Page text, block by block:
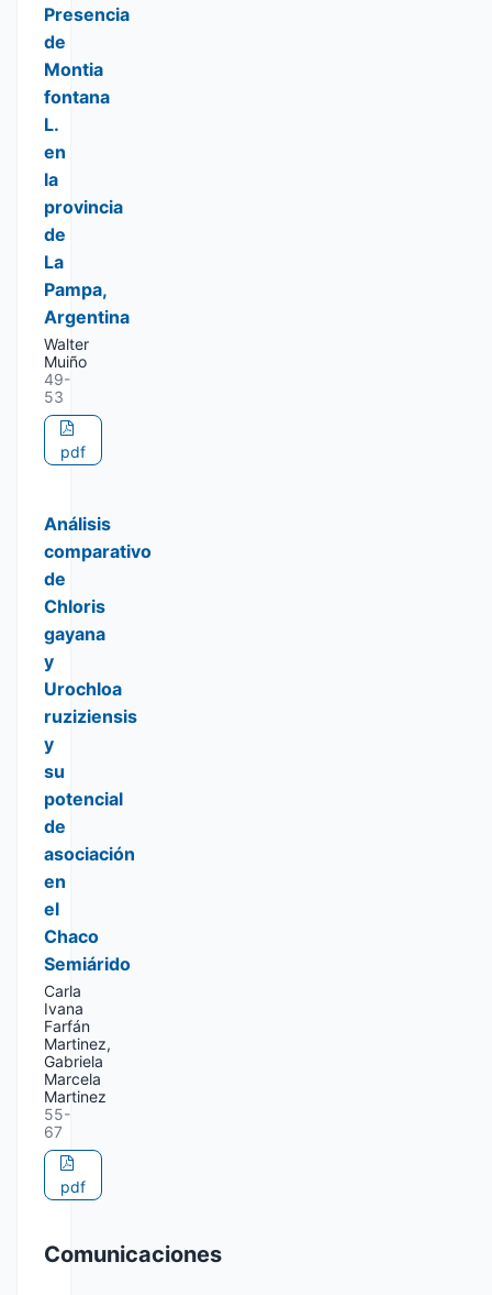
Presencia
de
Montia
fontana
L.
en
la
provincia
de
La
Pampa,
Argentina
Walter
Muiño
49-
53
pdf
Análisis
comparativo
de
Chloris
gayana
y
Urochloa
ruziziensis
y
su
potencial
de
asociación
en
el
Chaco
Semiárido
Carla
Ivana
Farfán
Martinez,
Gabriela
Marcela
Martinez
55-
67
pdf
Comunicaciones